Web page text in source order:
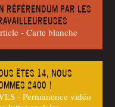
RÉFÉRENDUM PAR LES
- Carte blanche
ÊTES 14, NOUS
2400 !
- Permanence vidéo